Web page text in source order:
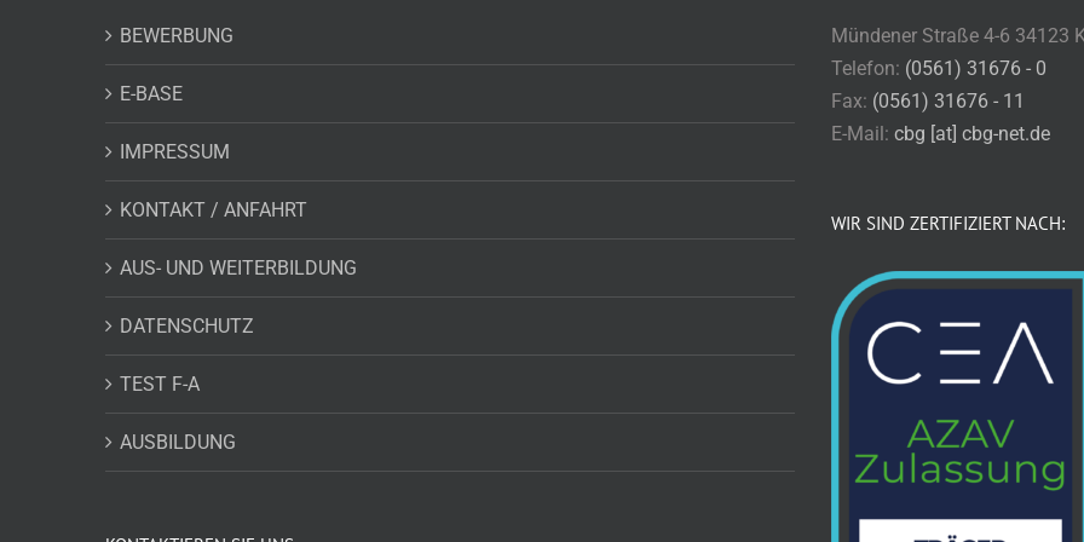
BEWERBUNG
E-BASE
IMPRESSUM
KONTAKT / ANFAHRT
AUS- UND WEITERBILDUNG
DATENSCHUTZ
TEST F-A
AUSBILDUNG
Mündener Straße 4-6 34123
Telefon: (0561) 31676 - 0
Fax: (0561) 31676 - 11
E-Mail: cbg [at] cbg-net.de
WIR SIND ZERTIFIZIERT NACH: